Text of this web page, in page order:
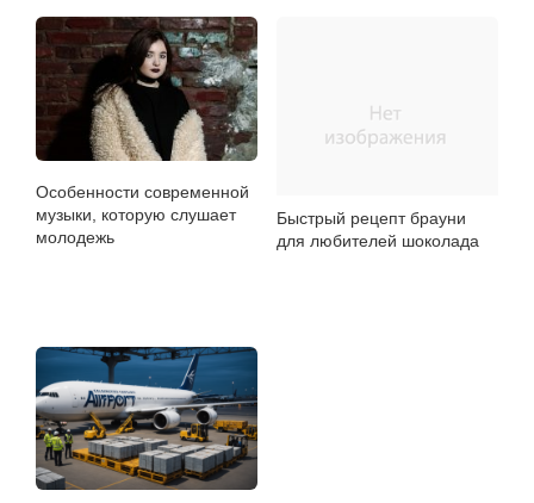
Особенности современной
музыки, которую слушает
молодежь
Быстрый рецепт брауни
для любителей шоколада